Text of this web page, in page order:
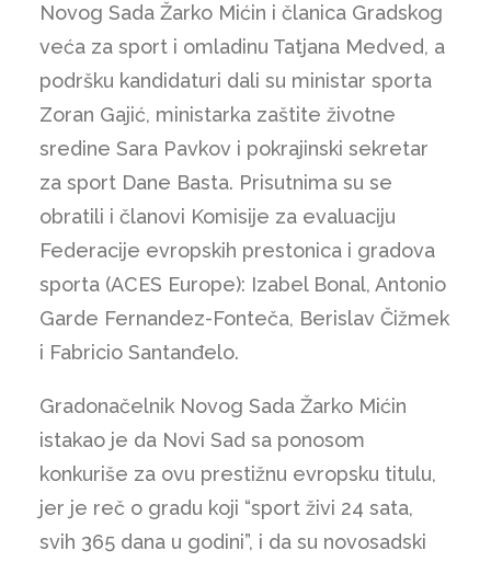
Novog Sada Žarko Mićin i članica Gradskog
veća za sport i omladinu Tatjana Medved, a
podršku kandidaturi dali su ministar sporta
Zoran Gajić, ministarka zaštite životne
sredine Sara Pavkov i pokrajinski sekretar
za sport Dane Basta. Prisutnima su se
obratili i članovi Komisije za evaluaciju
Federacije evropskih prestonica i gradova
sporta (ACES Europe): Izabel Bonal, Antonio
Garde Fernandez-Fonteča, Berislav Čižmek
i Fabricio Santanđelo.
Gradonačelnik Novog Sada Žarko Mićin
istakao je da Novi Sad sa ponosom
konkuriše za ovu prestižnu evropsku titulu,
jer je reč o gradu koji “sport živi 24 sata,
svih 365 dana u godini”, i da su novosadski